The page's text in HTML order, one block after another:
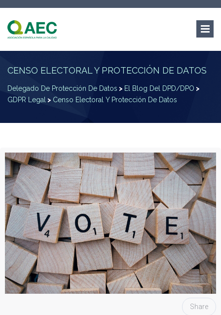
CENSO ELECTORAL Y PROTECCIÓN DE DATOS
Delegado De Protección De Datos > El Blog Del DPD/DPO >
GDPR Legal > Censo Electoral Y Protección De Datos
Share